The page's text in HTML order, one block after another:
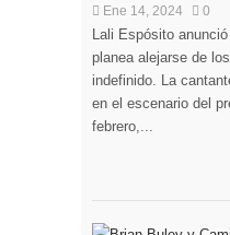
Ene 14, 2024 0
Lali Espósito
planea alejarse de
indefinido. La
en el escenario del
febrero,...